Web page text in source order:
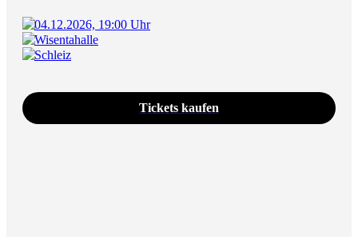
04.12.2026, 19:00 Uhr
Wisentahalle
Schleiz
Tickets kaufen